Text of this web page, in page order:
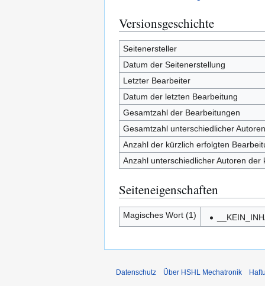
Versionsgeschichte
Seitenersteller
Datum der Seitenerstellung
Letzter Bearbeiter
Datum der letzten Bearbeitung
Gesamtzahl der Bearbeitungen
Gesamtzahl unterschiedlicher Autoren
Anzahl der kürzlich erfolgten
Anzahl unterschiedlicher Autoren
Seiteneigenschaften
Magisches Wort (1)
Datenschutz Über HSHL Mechatronik